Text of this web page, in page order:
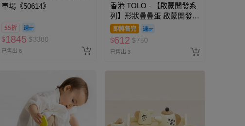
車場《50614》
55折
$1845 $3380
已售出 6
香港 TOLO - 【啟蒙開發系
列】形狀疊疊蛋 啟蒙開發玩
具即將售完
$612 $750
已售出 3